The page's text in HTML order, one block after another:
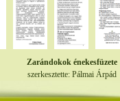
Zarándokok énekesfüzete
szerkesztette: Pálmai Árpád